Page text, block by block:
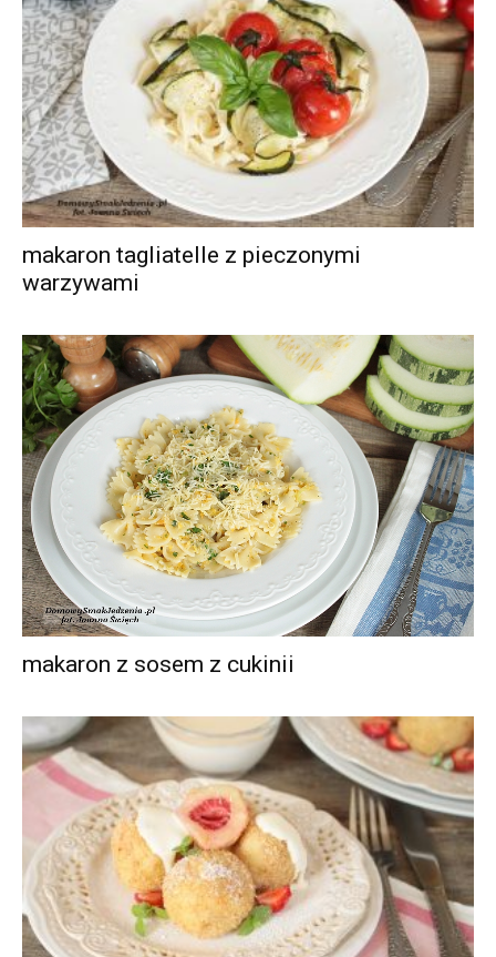
makaron tagliatelle z pieczonymi
warzywami
makaron z sosem z cukinii